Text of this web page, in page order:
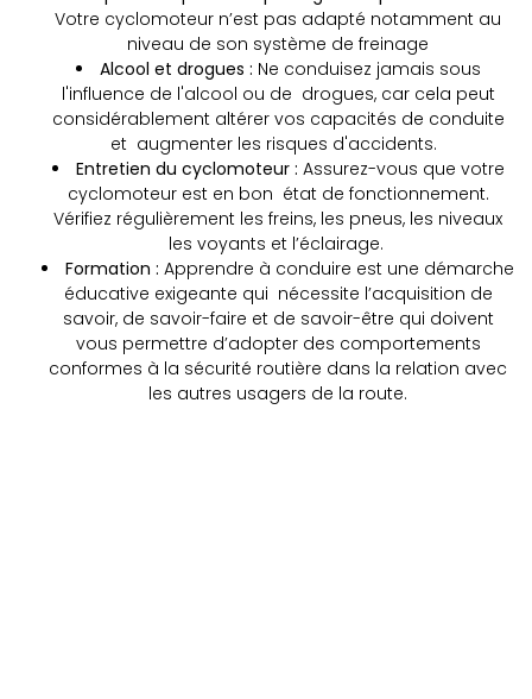
Votre cyclomoteur n’est pas adapté notamment au
niveau de son système de freinage
Alcool et drogues : Ne conduisez jamais sous
l'influence de l'alcool ou de drogues, car cela peut
considérablement altérer vos capacités de conduite
et augmenter les risques d'accidents.
Entretien du cyclomoteur : Assurez-vous que votre
cyclomoteur est en bon état de fonctionnement.
Vérifiez régulièrement les freins, les pneus, les niveaux
les voyants et l’éclairage.
Formation : Apprendre à conduire est une démarche
éducative exigeante qui nécessite l’acquisition de
savoir, de savoir-faire et de savoir-être qui doivent
vous permettre d’adopter des comportements
conformes à la sécurité routière dans la relation avec
les autres usagers de la route.